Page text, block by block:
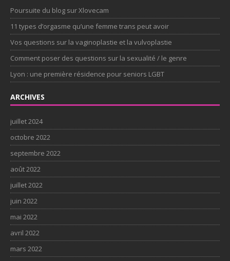
Poursuite du blog sur Xlovecam
11 types d’orgasme qu’une femme trans peut avoir
Vos questions sur la vaginoplastie et la vulvoplastie
Comment poser des questions sur la sexualité / le genre
Lyon : une première résidence pour seniors LGBT
ARCHIVES
juillet 2024
octobre 2022
septembre 2022
août 2022
juillet 2022
juin 2022
mai 2022
avril 2022
mars 2022